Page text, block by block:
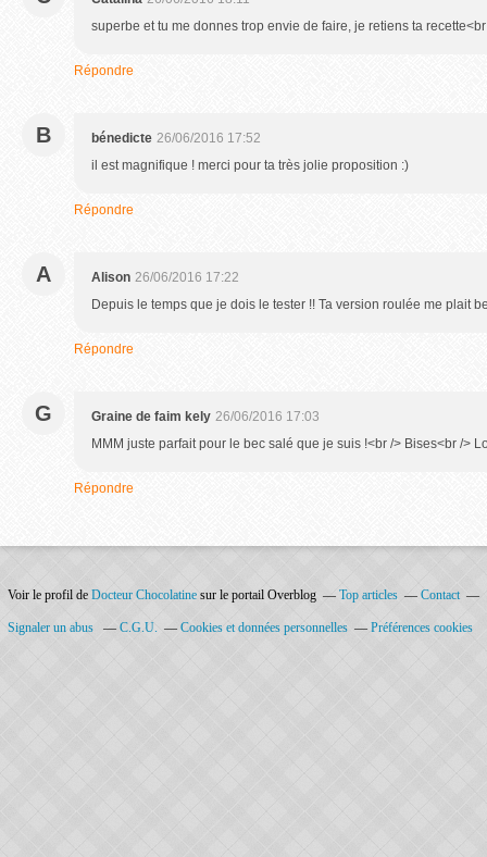
superbe et tu me donnes trop envie de faire, je retiens ta
Répondre
B bénedicte 26/06/2016 17:52
il est magnifique ! merci pour ta très jolie proposition :)
Répondre
A Alison 26/06/2016 17:22
Depuis le temps que je dois le tester !! Ta version roulée me plait
Répondre
G Graine de faim kely 26/06/2016 17:03
MMM juste parfait pour le bec salé que je suis !<br /> Bises<br />
Répondre
Voir le profil de Docteur Chocolatine sur le portail Overblog Top articles Contact
Signaler un abus C.G.U. Cookies et données personnelles Préférences cookies